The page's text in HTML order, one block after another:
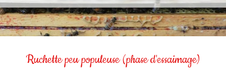
Ruchette peu populeuse (phase d'essaimage)